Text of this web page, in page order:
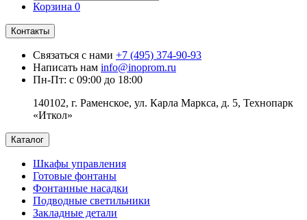
Корзина 0
Контакты
Связаться с нами +7 (495) 374-90-93
Написать нам info@inoprom.ru
Пн-Пт: с 09:00 до 18:00
140102, г. Раменское, ул. Карла Маркса, д. 5, Технопарк
«Иткол»
Каталог
Шкафы управления
Готовые фонтаны
Фонтанные насадки
Подводные светильники
Закладные детали